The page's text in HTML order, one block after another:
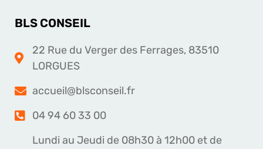
BLS CONSEIL
22 Rue du Verger des Ferrages, 83510
LORGUES
accueil@blsconseil.fr
04 94 60 33 00
Lundi au Jeudi de 08h30 à 12h00 et de